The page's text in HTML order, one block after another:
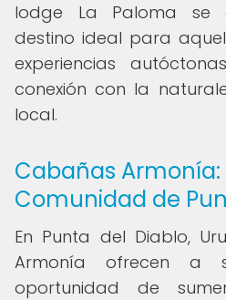
lodge La Paloma se
destino ideal para
experiencias
conexión con la
local.
Cabañas
Comunidad de
En Punta del Diablo,
Armonía ofrecen a
oportunidad de